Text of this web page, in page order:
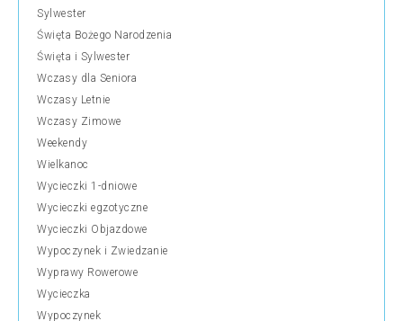
Sylwester
Święta Bożego Narodzenia
Święta i Sylwester
Wczasy dla Seniora
Wczasy Letnie
Wczasy Zimowe
Weekendy
Wielkanoc
Wycieczki 1-dniowe
Wycieczki egzotyczne
Wycieczki Objazdowe
Wypoczynek i Zwiedzanie
Wyprawy Rowerowe
Wycieczka
Wypoczynek